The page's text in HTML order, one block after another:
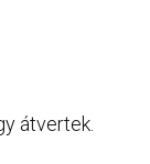
átvertek.